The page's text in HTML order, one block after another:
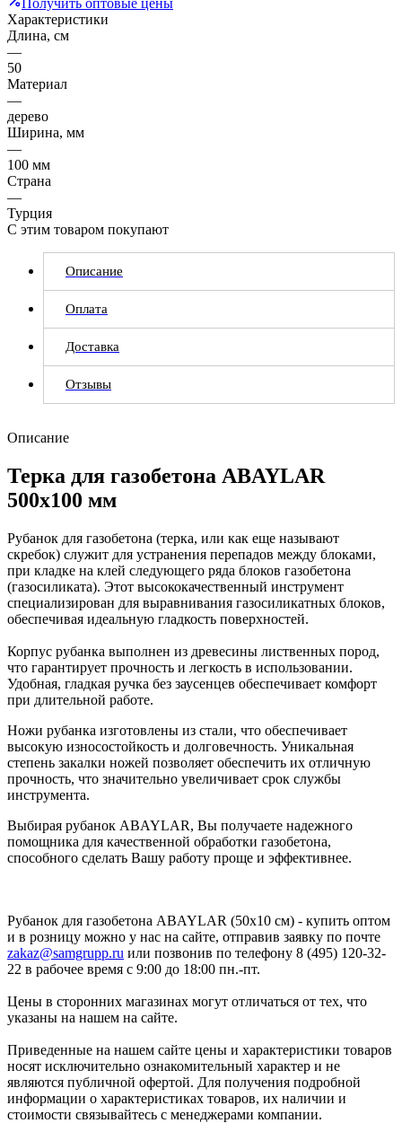
Характеристики
Длина, см
—
50
Материал
—
дерево
Ширина, мм
—
100 мм
Страна
—
Турция
С этим товаром покупают
Описание
Оплата
Доставка
Отзывы
Описание
Терка для газобетона ABAYLAR
500х100 мм
Рубанок для газобетона (терка, или как еще называют
скребок) служит для устранения перепадов между блоками,
при кладке на клей следующего ряда блоков газобетона
(газосиликата). Этот высококачественный инструмент
специализирован для выравнивания газосиликатных блоков,
обеспечивая идеальную гладкость поверхностей.
Корпус рубанка выполнен из древесины лиственных пород,
что гарантирует прочность и легкость в использовании.
Удобная, гладкая ручка без заусенцев обеспечивает комфорт
при длительной работе.
Ножи рубанка изготовлены из стали, что обеспечивает
высокую износостойкость и долговечность. Уникальная
степень закалки ножей позволяет обеспечить их отличную
прочность, что значительно увеличивает срок службы
инструмента.
Выбирая рубанок ABAYLAR, Вы получаете надежного
помощника для качественной обработки газобетона,
способного сделать Вашу работу проще и эффективнее.
Рубанок для газобетона ABAYLAR (50х10 см) - купить оптом
и в розницу можно у нас на сайте, отправив заявку по почте
zakaz@samgrupp.ru или позвонив по телефону 8 (495) 120-32-
22 в рабочее время с 9:00 до 18:00 пн.-пт.
Цены в сторонних магазинах могут отличаться от тех, что
указаны на нашем на сайте.
Приведенные на нашем сайте цены и характеристики товаров
носят исключительно ознакомительный характер и не
являются публичной офертой. Для получения подробной
информации о характеристиках товаров, их наличии и
стоимости связывайтесь с менеджерами компании.